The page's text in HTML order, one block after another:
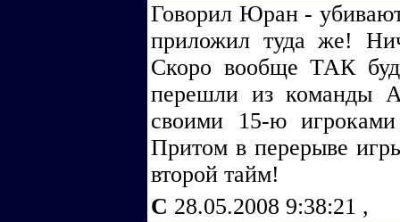
Говорил Юран -
приложил туда же!
Скоро вообще ТАК
перешли из команды
своими 15-ю
Притом в перерыве
второй тайм!
С 28.05.2008 9:38:21 ,